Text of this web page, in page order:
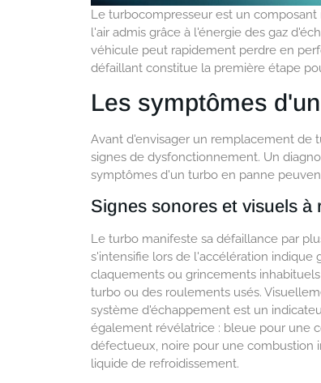
Le turbocompresseur est un
l'air admis grâce à l'énergie des gaz
véhicule peut rapidement perdre en
défaillant constitue la première étape
Les symptômes
Avant d'envisager un remplacement de
signes de dysfonctionnement. Un
symptômes d'un turbo en panne
Signes sonores et visuels à
Le turbo manifeste sa défaillance par
s'intensifie lors de l'accélération indique
claquements ou grincements
turbo ou des roulements usés.
système d'échappement est un
également révélatrice : bleue pour une
défectueux, noire pour une combustion
liquide de refroidissement.